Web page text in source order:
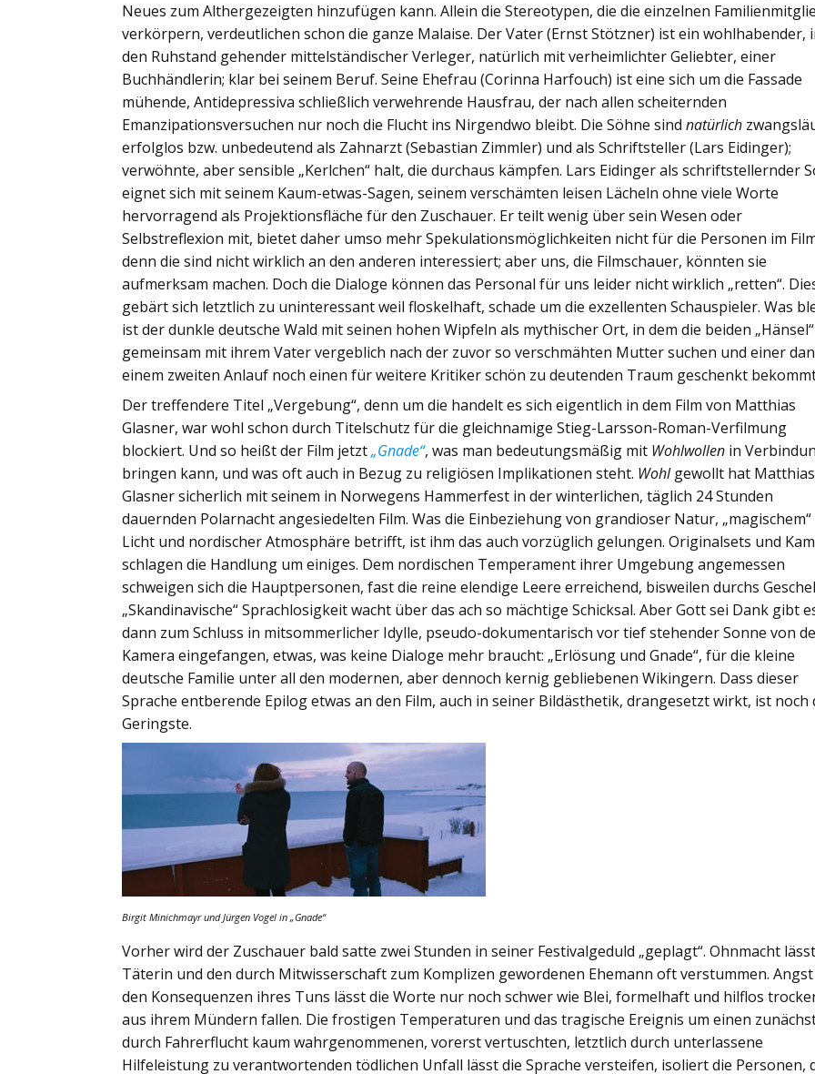
Neues zum Althergezeigten hinzufügen kann. Allein die Stereotypen, die die einzelnen
verkörpern, verdeutlichen schon die ganze Malaise. Der Vater (Ernst Stötzner) ist ein wohlhabender,
den Ruhstand gehender mittelständischer Verleger, natürlich mit verheimlichter Geliebter, einer
Buchhändlerin; klar bei seinem Beruf. Seine Ehefrau (Corinna Harfouch) ist eine sich um die Fassade
mühende, Antidepressiva schließlich verwehrende Hausfrau, der nach allen scheiternden
Emanzipationsversuchen nur noch die Flucht ins Nirgendwo bleibt. Die Söhne sindnatürlich
erfolglos bzw. unbedeutend als Zahnarzt (Sebastian Zimmler) und als Schriftsteller (Lars Eidinger);
verwöhnte, aber sensible „Kerlchen“ halt, die durchaus kämpfen. Lars Eidinger als schriftstellernder
eignet sich mit seinem Kaum-etwas-Sagen, seinem verschämten leisen Lächeln ohne viele Worte
hervorragend als Projektionsfläche für den Zuschauer. Er teilt wenig über sein Wesen oder
Selbstreflexion mit, bietet daher umso mehr Spekulationsmöglichkeiten nicht für die Personen im
denn die sind nicht wirklich an den anderen interessiert; aber uns, die Filmschauer, könnten sie
aufmerksam machen. Doch die Dialoge können das Personal für uns leider nicht wirklich „retten“.
gebärt sich letztlich zu uninteressant weil floskelhaft, schade um die exzellenten Schauspieler. Was
ist der dunkle deutsche Wald mit seinen hohen Wipfeln als mythischer Ort, in dem die beiden „Hänsel“
gemeinsam mit ihrem Vater vergeblich nach der zuvor so verschmähten Mutter suchen und einer
einem zweiten Anlauf noch einen für weitere Kritiker schön zu deutenden Traum geschenkt
Der treffendere Titel „Vergebung“, denn um die handelt es sich eigentlich in dem Film von Matthias
Glasner, war wohl schon durch Titelschutz für die gleichnamige Stieg-Larsson-Roman-Verfilmung
blockiert. Und so heißt der Film jetzt„Gnade“, was man bedeutungsmäßig mit Wohlwollen in
bringen kann, und was oft auch in Bezug zu religiösen Implikationen steht. Wohlgewollt hat Matthias
Glasner sicherlich mit seinem in Norwegens Hammerfest in der winterlichen, täglich 24 Stunden
dauernden Polarnacht angesiedelten Film. Was die Einbeziehung von grandioser Natur, „magischem“
Licht und nordischer Atmosphäre betrifft, ist ihm das auch vorzüglich gelungen. Originalsets und
schlagen die Handlung um einiges. Dem nordischen Temperament ihrer Umgebung angemessen
schweigen sich die Hauptpersonen, fast die reine elendige Leere erreichend, bisweilen durchs
„Skandinavische“ Sprachlosigkeit wacht über das ach so mächtige Schicksal. Aber Gott sei Dank gibt
dann zum Schluss in mitsommerlicher Idylle, pseudo-dokumentarisch vor tief stehender Sonne von
Kamera eingefangen, etwas, was keine Dialoge mehr braucht: „Erlösung und Gnade“, für die kleine
deutsche Familie unter all den modernen, aber dennoch kernig gebliebenen Wikingern. Dass dieser
Sprache entberende Epilog etwas an den Film, auch in seiner Bildästhetik, drangesetzt wirkt, ist noch
Geringste.
Birgit Minichmayr und Jürgen Vogel in„Gnade“
Vorher wird der Zuschauer bald satte zwei Stunden in seiner Festivalgeduld „geplagt“. Ohnmacht
Täterin und den durch Mitwisserschaft zum Komplizen gewordenen Ehemann oft verstummen.
den Konsequenzen ihres Tuns lässt die Worte nur noch schwer wie Blei, formelhaft und hilflos
aus ihrem Mündern fallen. Die frostigen Temperaturen und das tragische Ereignis um einen
durch Fahrerflucht kaum wahrgenommenen, vorerst vertuschten, letztlich durch unterlassene
Hilfeleistung zu verantwortenden tödlichen Unfall lässt die Sprache versteifen, isoliert die Personen,